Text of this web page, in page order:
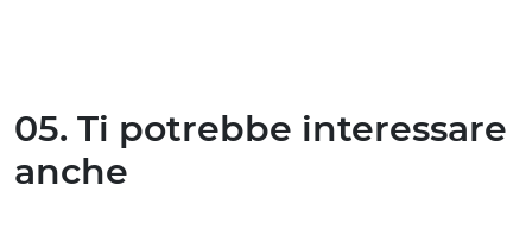
05. Ti potrebbe interessare
anche